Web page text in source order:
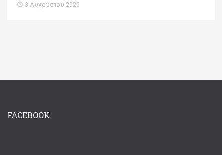
3 Αυγούστου 2026
FACEBOOK